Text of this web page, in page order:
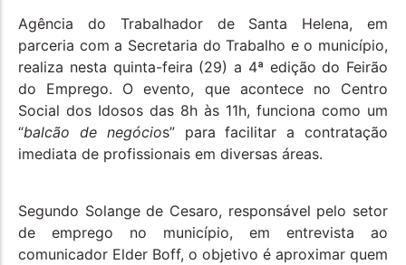
Agência do Trabalhador de Santa Helena, em
parceria com a Secretaria do Trabalho e o município,
realiza nesta quinta-feira (29) a 4ª edição do Feirão
do Emprego. O evento, que acontece no Centro
Social dos Idosos das 8h às 11h, funciona como um
“balcão de negócios” para facilitar a contratação
imediata de profissionais em diversas áreas.
Segundo Solange de Cesaro, responsável pelo setor
de emprego no município, em entrevista ao
comunicador Elder Boff, o objetivo é aproximar quem